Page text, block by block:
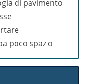
di pavimento
poco spazio